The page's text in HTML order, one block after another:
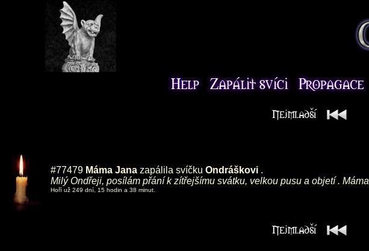
#77479 Máma Jana zapálila svíčku Ondráškovi .
Milý Ondřeji, posílám přání k zítřejšímu svátku, velkou pusu a objetí . Máma
Hoří už 249 dní, 15 hodin a 38 minut.